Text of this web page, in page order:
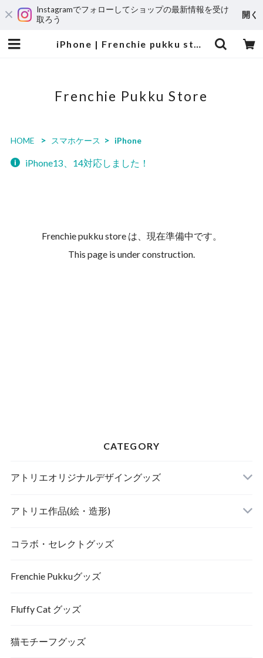
Instagramでフォローしてショップの最新情報を受け
取ろう
開く
iPhone | Frenchie pukku store
Frenchie Pukku Store
HOME スマホケース iPhone
iPhone13、14対応しました！
Frenchie pukku store は、現在準備中です。
This page is under construction.
CATEGORY
アトリエオリジナルデザイングッズ
【受注生産】
アトリエ作品(絵・造形)
コラボ・セレクトグッズ
Frenchie Pukkuグッズ
Fluffy Cat グッズ
猫モチーフグッズ